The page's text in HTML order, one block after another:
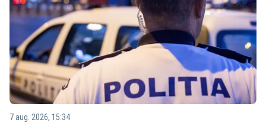
7 aug. 2026, 15:34